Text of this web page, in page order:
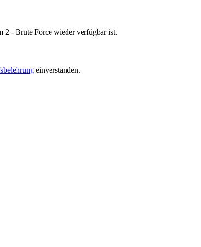
2 - Brute Force wieder verfügbar ist.
einverstanden.